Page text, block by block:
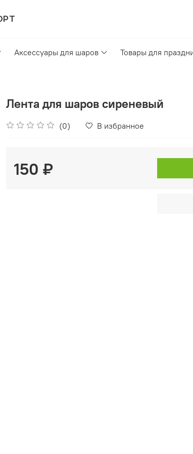
Аксессуары для шаров Товары для
Лента для шаров сиреневый
(0) В избранное
150 ₽